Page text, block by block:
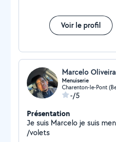
Voir le profil
Marcelo Oliveira
Menuiserie
Charenton-le-Pont
-/5
Présentation
Je suis Marcelo je suis
/volets